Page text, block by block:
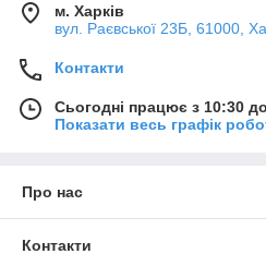
м. Харків
вул. Раєвської 23Б, 61000,
Контакти
Сьогодні працює з 10:30
Показати весь графік
Про нас
Контакти